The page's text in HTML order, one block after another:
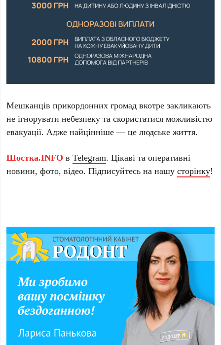
Мешканців прикордонних громад вкотре закликають
не ігнорувати небезпеку та скористатися можливістю
евакуації. Адже найцінніше — це людське життя.
Шостка.INFO вTelegram. Цікаві та оперативні
новини, фото, відео. Підписуйтесь на нашусторінку!